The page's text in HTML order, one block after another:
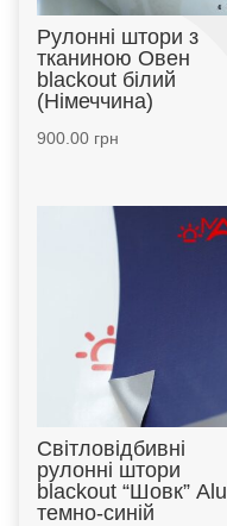
Рулонні штори з
тканиною Овен
blackout білий
(Німеччина)
900.00грн
Світловідбивні
рулонні штори
blackout “Шовк” Alu
темно-синій